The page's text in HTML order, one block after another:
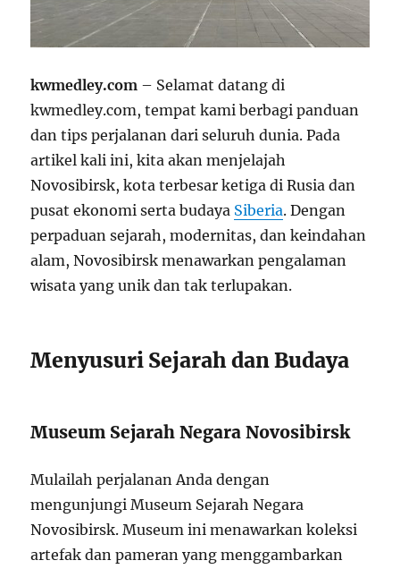
kwmedley.com – Selamat datang di
kwmedley.com, tempat kami berbagi panduan
dan tips perjalanan dari seluruh dunia. Pada
artikel kali ini, kita akan menjelajah
Novosibirsk, kota terbesar ketiga di Rusia dan
pusat ekonomi serta budaya Siberia. Dengan
perpaduan sejarah, modernitas, dan keindahan
alam, Novosibirsk menawarkan pengalaman
wisata yang unik dan tak terlupakan.
Menyusuri Sejarah dan Budaya
Museum Sejarah Negara Novosibirsk
Mulailah perjalanan Anda dengan
mengunjungi Museum Sejarah Negara
Novosibirsk. Museum ini menawarkan koleksi
artefak dan pameran yang menggambarkan